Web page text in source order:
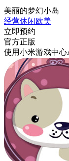
美丽的梦幻小岛
经营休闲欧美
立即预约
官方正版
使用小米游戏中心